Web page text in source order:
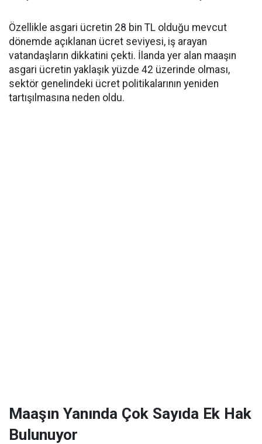
Özellikle asgari ücretin 28 bin TL olduğu mevcut
dönemde açıklanan ücret seviyesi, iş arayan
vatandaşların dikkatini çekti. İlanda yer alan maaşın
asgari ücretin yaklaşık yüzde 42 üzerinde olması,
sektör genelindeki ücret politikalarının yeniden
tartışılmasına neden oldu.
Maaşın Yanında Çok Sayıda Ek Hak
Bulunuyor